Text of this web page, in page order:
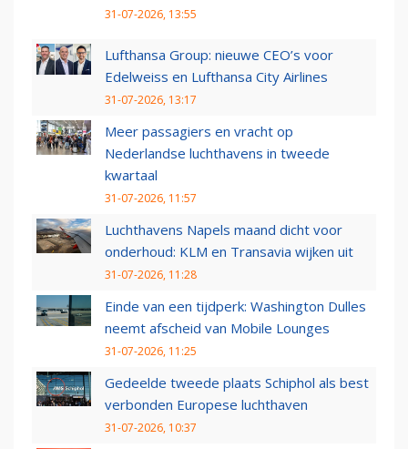
31-07-2026, 13:55
Lufthansa Group: nieuwe CEO’s voor
Edelweiss en Lufthansa City Airlines
31-07-2026, 13:17
Meer passagiers en vracht op
Nederlandse luchthavens in tweede
kwartaal
31-07-2026, 11:57
Luchthavens Napels maand dicht voor
onderhoud: KLM en Transavia wijken uit
31-07-2026, 11:28
Einde van een tijdperk: Washington Dulles
neemt afscheid van Mobile Lounges
31-07-2026, 11:25
Gedeelde tweede plaats Schiphol als best
verbonden Europese luchthaven
31-07-2026, 10:37